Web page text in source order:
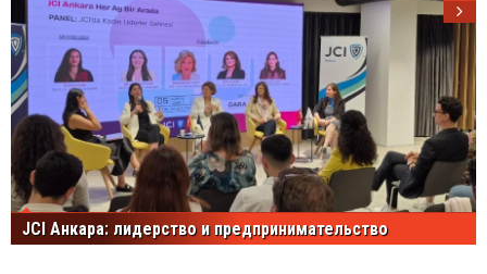
JCI Анкара: лидерство и предпринимательство